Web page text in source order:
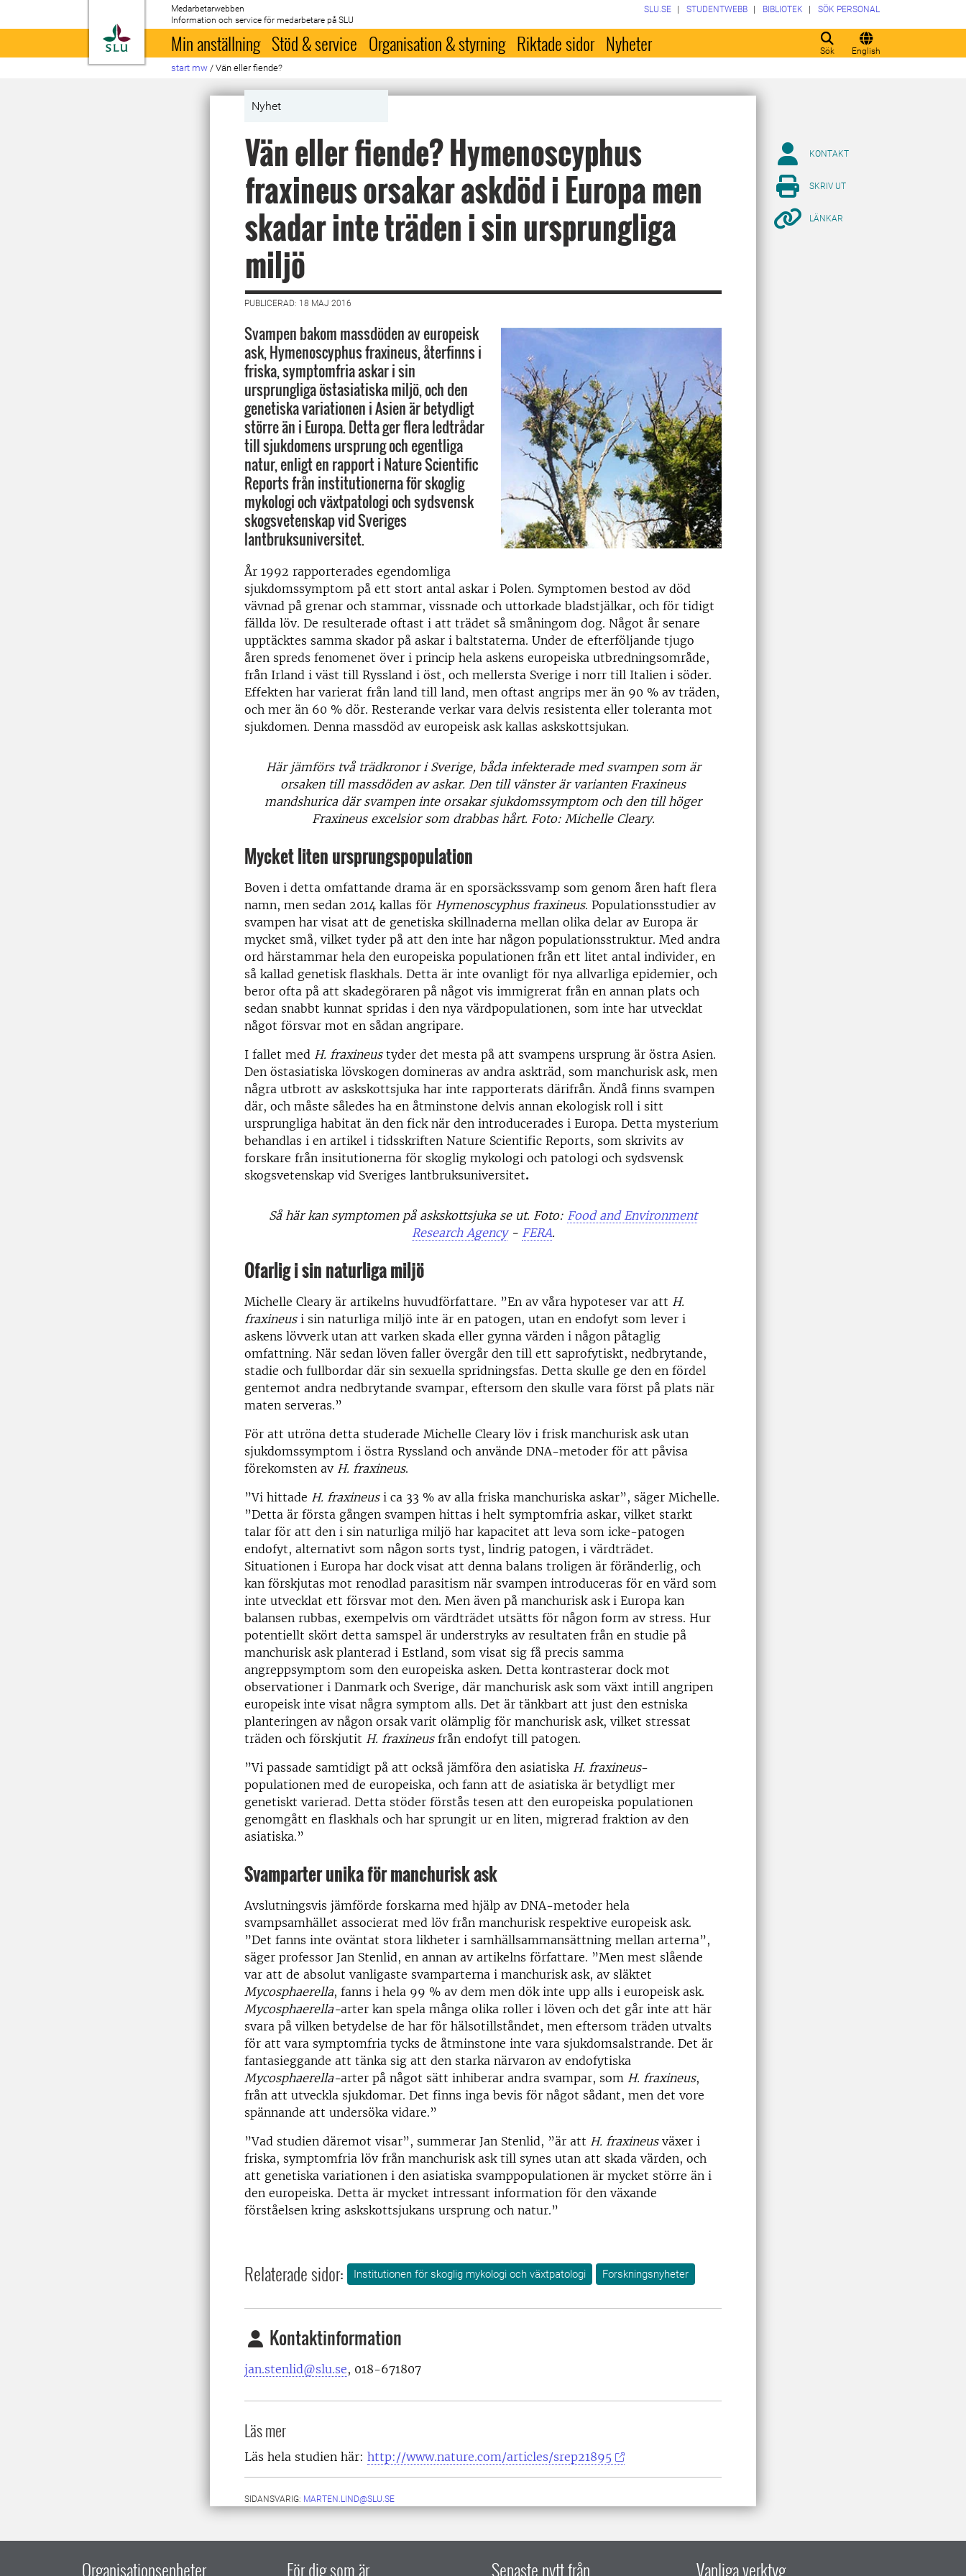
Till startsida
Medarbetarwebben
Information och service för medarbetare på SLU
Sök English
SLU.SE STUDENTWEBB BIBLIOTEK SÖK PERSONAL
Min anställning Stöd & service Organisation & styrning Riktade sidor Nyheter
start mw / Vän eller fiende?
Nyhet
Vän eller fiende? Hymenoscyphus
fraxineus orsakar askdöd i Europa men
skadar inte träden i sin ursprungliga
miljö
PUBLICERAD: 18 MAJ 2016
Svampen bakom massdöden av europeisk
ask, Hymenoscyphus fraxineus, återfinns i
friska, symptomfria askar i sin
ursprungliga östasiatiska miljö, och den
genetiska variationen i Asien är betydligt
större än i Europa. Detta ger flera ledtrådar
till sjukdomens ursprung och egentliga
natur, enligt en rapport i Nature Scientific
Reports från institutionerna för skoglig
mykologi och växtpatologi och sydsvensk
skogsvetenskap vid Sveriges
lantbruksuniversitet.
År 1992 rapporterades egendomliga
sjukdomssymptom på ett stort antal askar i Polen. Symptomen bestod av död
vävnad på grenar och stammar, vissnade och uttorkade bladstjälkar, och för tidigt
fällda löv. De resulterade oftast i att trädet så småningom dog. Något år senare
upptäcktes samma skador på askar i baltstaterna. Under de efterföljande tjugo
åren spreds fenomenet över i princip hela askens europeiska utbredningsområde,
från Irland i väst till Ryssland i öst, och mellersta Sverige i norr till Italien i söder.
Effekten har varierat från land till land, men oftast angrips mer än 90 % av träden,
och mer än 60 % dör. Resterande verkar vara delvis resistenta eller toleranta mot
sjukdomen. Denna massdöd av europeisk ask kallas askskottsjukan.
Här jämförs två trädkronor i Sverige, båda infekterade med svampen som är
orsaken till massdöden av askar. Den till vänster är varianten Fraxineus
mandshurica där svampen inte orsakar sjukdomssymptom och den till höger
Fraxineus excelsior som drabbas hårt. Foto: Michelle Cleary.
Mycket liten ursprungspopulation
Boven i detta omfattande drama är en sporsäckssvamp som genom åren haft flera
namn, men sedan 2014 kallas för Hymenoscyphus fraxineus. Populationsstudier av
svampen har visat att de genetiska skillnaderna mellan olika delar av Europa är
mycket små, vilket tyder på att den inte har någon populationsstruktur. Med andra
ord härstammar hela den europeiska populationen från ett litet antal individer, en
så kallad genetisk flaskhals. Detta är inte ovanligt för nya allvarliga epidemier, och
beror ofta på att skadegöraren på något vis immigrerat från en annan plats och
sedan snabbt kunnat spridas i den nya värdpopulationen, som inte har utvecklat
något försvar mot en sådan angripare.
I fallet med H. fraxineustyder det mesta på att svampens ursprung är östra Asien.
Den östasiatiska lövskogen domineras av andra askträd, som manchurisk ask, men
några utbrott av askskottsjuka har inte rapporterats därifrån. Ändå finns svampen
där, och måste således ha en åtminstone delvis annan ekologisk roll i sitt
ursprungliga habitat än den fick när den introducerades i Europa. Detta mysterium
behandlas i en artikel i tidsskriften Nature Scientific Reports, som skrivits av
forskare från insitutionerna för skoglig mykologi och patologi och sydsvensk
skogsvetenskap vid Sveriges lantbruksuniversitet.
Så här kan symptomen på askskottsjuka se ut. Foto: Food and Environment
Research Agency- FERA.
Ofarlig i sin naturliga miljö
Michelle Cleary är artikelns huvudförfattare. ”En av våra hypoteser var att H.
fraxineusi sin naturliga miljö inte är en patogen, utan en endofyt som lever i
askens lövverk utan att varken skada eller gynna värden i någon påtaglig
omfattning. När sedan löven faller övergår den till ett saprofytiskt, nedbrytande,
stadie och fullbordar där sin sexuella spridningsfas. Detta skulle ge den en fördel
gentemot andra nedbrytande svampar, eftersom den skulle vara först på plats när
maten serveras.”
För att utröna detta studerade Michelle Cleary löv i frisk manchurisk ask utan
sjukdomssymptom i östra Ryssland och använde DNA-metoder för att påvisa
förekomsten av H. fraxineus.
”Vi hittade H. fraxineusi ca 33 % av alla friska manchuriska askar”, säger Michelle.
”Detta är första gången svampen hittas i helt symptomfria askar, vilket starkt
talar för att den i sin naturliga miljö har kapacitet att leva som icke-patogen
endofyt, alternativt som någon sorts tyst, lindrig patogen, i värdträdet.
Situationen i Europa har dock visat att denna balans troligen är föränderlig, och
kan förskjutas mot renodlad parasitism när svampen introduceras för en värd som
inte utvecklat ett försvar mot den. Men även på manchurisk ask i Europa kan
balansen rubbas, exempelvis om värdträdet utsätts för någon form av stress. Hur
potentiellt skört detta samspel är understryks av resultaten från en studie på
manchurisk ask planterad i Estland, som visat sig få precis samma
angreppsymptom som den europeiska asken. Detta kontrasterar dock mot
observationer i Danmark och Sverige, där manchurisk ask som växt intill angripen
europeisk inte visat några symptom alls. Det är tänkbart att just den estniska
planteringen av någon orsak varit olämplig för manchurisk ask, vilket stressat
träden och förskjutit H. fraxineusfrån endofyt till patogen.
”Vi passade samtidigt på att också jämföra den asiatiska H. fraxineus-
populationen med de europeiska, och fann att de asiatiska är betydligt mer
genetiskt varierad. Detta stöder förstås tesen att den europeiska populationen
genomgått en flaskhals och har sprungit ur en liten, migrerad fraktion av den
asiatiska.”
Svamparter unika för manchurisk ask
Avslutningsvis jämförde forskarna med hjälp av DNA-metoder hela
svampsamhället associerat med löv från manchurisk respektive europeisk ask.
”Det fanns inte oväntat stora likheter i samhällsammansättning mellan arterna”,
säger professor Jan Stenlid, en annan av artikelns författare. ”Men mest slående
var att de absolut vanligaste svamparterna i manchurisk ask, av släktet
Mycosphaerella, fanns i hela 99 % av dem men dök inte upp alls i europeisk ask.
Mycosphaerella-arter kan spela många olika roller i löven och det går inte att här
svara på vilken betydelse de har för hälsotillståndet, men eftersom träden utvalts
för att vara symptomfria tycks de åtminstone inte vara sjukdomsalstrande. Det är
fantasieggande att tänka sig att den starka närvaron av endofytiska
Mycosphaerella-arter på något sätt inhiberar andra svampar, som H. fraxineus,
från att utveckla sjukdomar. Det finns inga bevis för något sådant, men det vore
spännande att undersöka vidare.”
”Vad studien däremot visar”, summerar Jan Stenlid, ”är att H. fraxineusväxer i
friska, symptomfria löv från manchurisk ask till synes utan att skada värden, och
att genetiska variationen i den asiatiska svamppopulationen är mycket större än i
den europeiska. Detta är mycket intressant information för den växande
förståelsen kring askskottsjukans ursprung och natur.”
Relaterade sidor: Institutionen för skoglig mykologi och växtpatologi Forskningsnyheter
Kontaktinformation
jan.stenlid@slu.se, 018-671807
Läs mer
Läs hela studien här: http://www.nature.com/articles/srep21895
SIDANSVARIG: MARTEN.LIND@SLU.SE
KONTAKT
SKRIV UT
LÄNKAR
Organisationsenheter För dig som är Senaste nytt från Vanliga verktyg